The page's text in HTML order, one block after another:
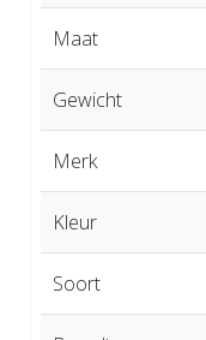
Maat
Gewicht
Merk
Kleur
Soort